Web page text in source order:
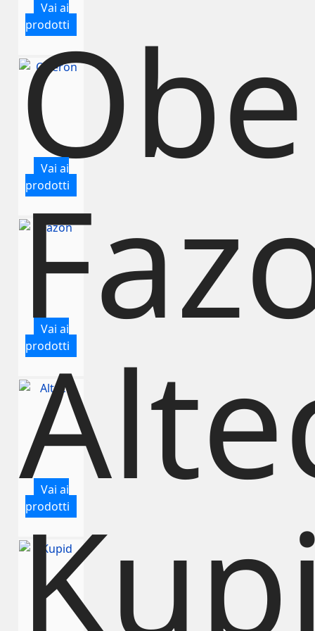
Vai ai
prodotti
Vai ai
prodotti
Vai ai
prodotti
Vai ai
prodotti